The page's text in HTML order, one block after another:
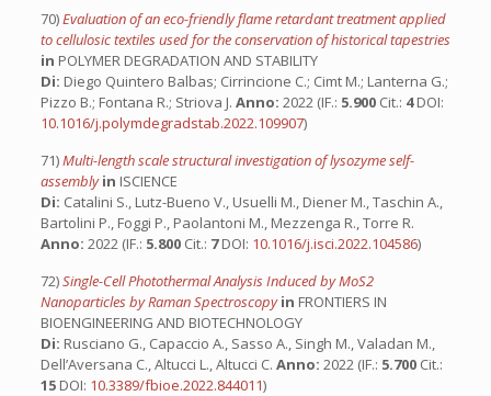
70)Evaluation of an eco-friendly flame retardant treatment applied
to cellulosic textiles used for the conservation of historical tapestries
in POLYMER DEGRADATION AND STABILITY
Di: Diego Quintero Balbas; Cirrincione C.; Cimt M.; Lanterna G.;
Pizzo B.; Fontana R.; Striova J. Anno: 2022 (IF.: 5.900 Cit.: 4DOI:
10.1016/j.polymdegradstab.2022.109907)
71)Multi-length scale structural investigation of lysozyme self-
assemblyin ISCIENCE
Di: Catalini S., Lutz-Bueno V., Usuelli M., Diener M., Taschin A.,
Bartolini P., Foggi P., Paolantoni M., Mezzenga R., Torre R.
Anno: 2022 (IF.: 5.800 Cit.: 7DOI: 10.1016/j.isci.2022.104586)
72)Single-Cell Photothermal Analysis Induced by MoS2
Nanoparticles by Raman Spectroscopyin FRONTIERS IN
BIOENGINEERING AND BIOTECHNOLOGY
Di: Rusciano G., Capaccio A., Sasso A., Singh M., Valadan M.,
Dell’Aversana C., Altucci L., Altucci C. Anno: 2022 (IF.: 5.700 Cit.:
15 DOI: 10.3389/fbioe.2022.844011)